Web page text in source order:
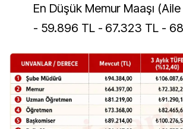
En Düşük Memur Maaşı (Aile
- 59.896 TL - 67.323 TL -